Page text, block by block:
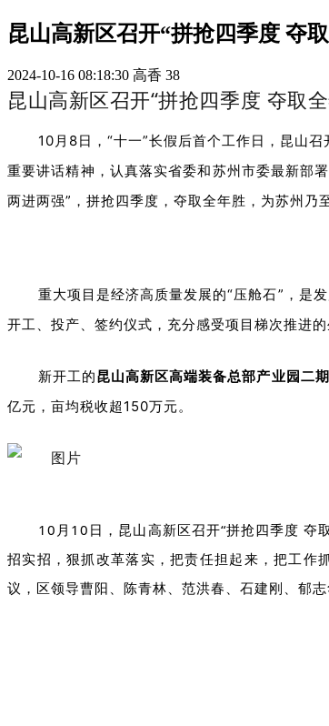
昆山高新区召开“拼抢四季度 夺
2024-10-16 08:18:30 高香 38
昆山高新区召开“拼抢四季度 夺取
10月8日，“十一”长假后首个工作日，昆山
重要讲话精神，认真落实省委和苏州市委最新部
两进两强”，拼抢四季度，夺取全年胜，为苏州乃
重大项目是经济高质量发展的“压舱石”，是
开工、投产、签约仪式，充分感受项目梯次推进
新开工的昆山高新区高端装备总部产业园二
亿元，亩均税收超150万元。
10月10日，昆山高新区召开“拼抢四季度 夺
招实招，狠抓改革落实，把责任担起来，把工作
议，区领导曹阳、陈青林、范洪春、石建刚、郁志